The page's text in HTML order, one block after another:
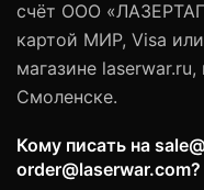
счёт ООО
картой МИР, Visa
магазине
Смоленске.
Кому писать на
order@laserwar.com?